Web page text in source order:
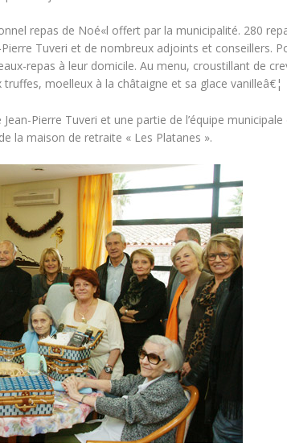
repas de Noé«l offert par la municipalité. 280
Tuveri et de nombreux adjoints et conseillers.
repas à leur domicile. Au menu, croustillant de
moelleux à la châtaigne et sa glace vanilleâ€¦
Pierre Tuveri et une partie de l’équipe
la maison de retraite « Les Platanes ».